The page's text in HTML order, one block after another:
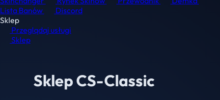
Lista Banów
Discord
Sklep
Przeglądaj usługi
Sklep
Sklep CS-Classic